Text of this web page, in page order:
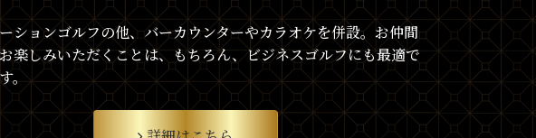
ションゴルフの他、バーカウンターやカラオケを併設。お仲間
楽しみいただくことは、もちろん、ビジネスゴルフにも最適で
。